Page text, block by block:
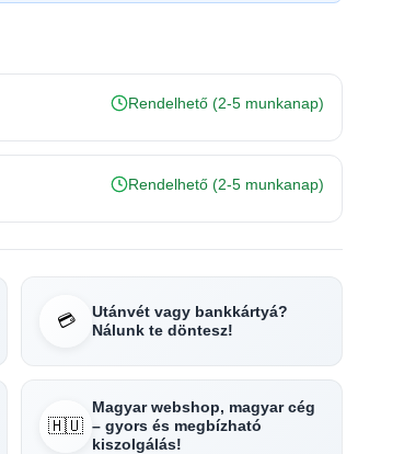
Rendelhető (2-5 munkanap)
Rendelhető (2-5 munkanap)
💳
Utánvét vagy bankkártyá?
Nálunk te döntesz!
🇭🇺
Magyar webshop, magyar cég
– gyors és megbízható
kiszolgálás!